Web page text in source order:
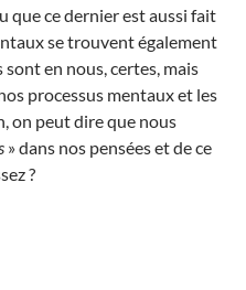
que ce dernier est aussi fait
se trouvent également
sont en nous, certes, mais
processus mentaux et les
on peut dire que nous
» dans nos pensées et de ce
?